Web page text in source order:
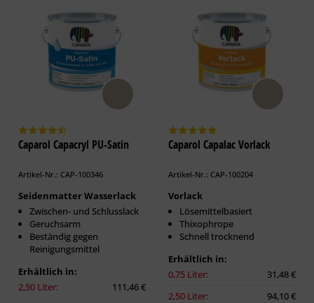
Caparol Capacryl PU-Satin
Artikel-Nr.: CAP-100346
Seidenmatter Wasserlack
Zwischen- und Schlusslack
Geruchsarm
Beständig gegen
Reinigungsmittel
Erhältlich in:
2,50 Liter:
111,46 €
Caparol Capalac Vorlack
Artikel-Nr.: CAP-100204
Vorlack
Lösemittelbasiert
Thixophrope
Schnell trocknend
Erhältlich in:
0,75 Liter:
31,48 €
2,50 Liter:
94,10 €